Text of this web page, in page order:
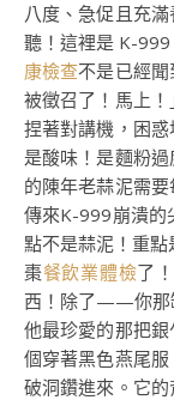
八度、急促且充
聽！這裡是 K-
康檢查不是已經
被徵召了！馬上
捏著對講機，困
是酸味！是麵粉
的陳年老蒜泥需
傳來K-999崩潰的
點不是蒜泥！重
棗餐飲業體檢了
西！除了——你那
他最珍愛的那把
個穿著黑色燕尾
破洞鑽進來。它